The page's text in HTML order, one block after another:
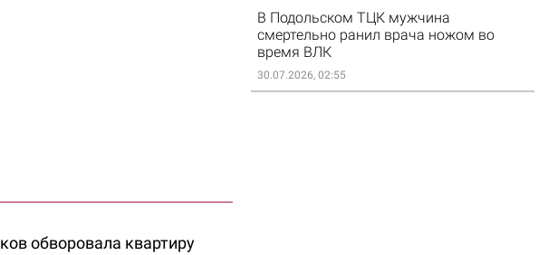
обворовала квартиру
В Подольском ТЦК мужчина
смертельно ранил врача ножом во
время ВЛК
30.07.2026, 02:55